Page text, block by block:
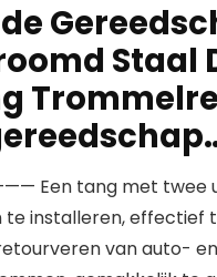
Staal
Een tang met twee
installeren, effectief
van auto- en